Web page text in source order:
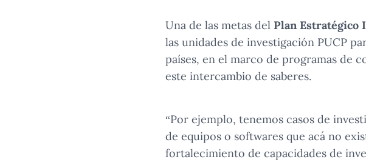
Una de las metas del Plan Estratégico
las unidades de investigación PUCP
países, en el marco de programas de
este intercambio de saberes.
“Por ejemplo, tenemos casos de
de equipos o softwares que acá no
fortalecimiento de capacidades de